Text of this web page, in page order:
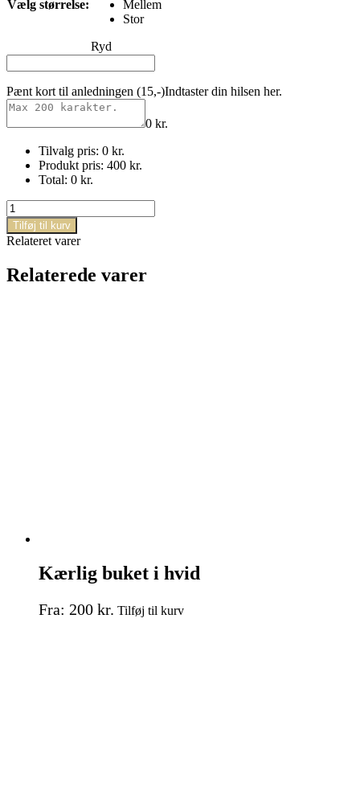
Vælg størrelse:
Mellem
Stor
Ryd
Pænt kort til anledningen (15,-)Indtaster din hilsen her.
0 kr.
Tilvalg pris: 0 kr.
Produkt pris: 400 kr.
Total: 0 kr.
Den
til
mor
og
datter
antal
Tilføj til kurv
Relateret varer
Relaterede varer
Kærlig buket i hvid
Fra: 200 kr. Tilføj til kurvDette